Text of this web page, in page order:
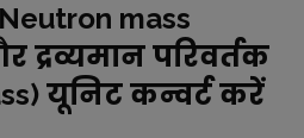
mass
द्रव्यमान परिवर्तक
यूनिट कन्वर्ट करें